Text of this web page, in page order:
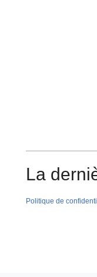
La
Politique de